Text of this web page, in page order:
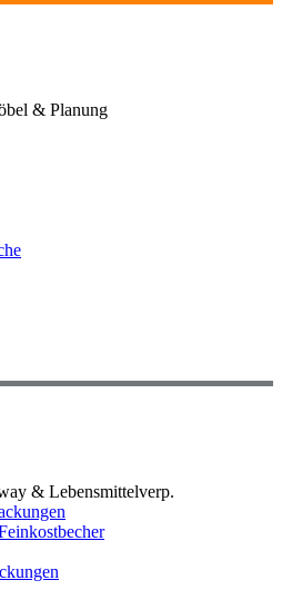
& Planung
& Lebensmittelverp.